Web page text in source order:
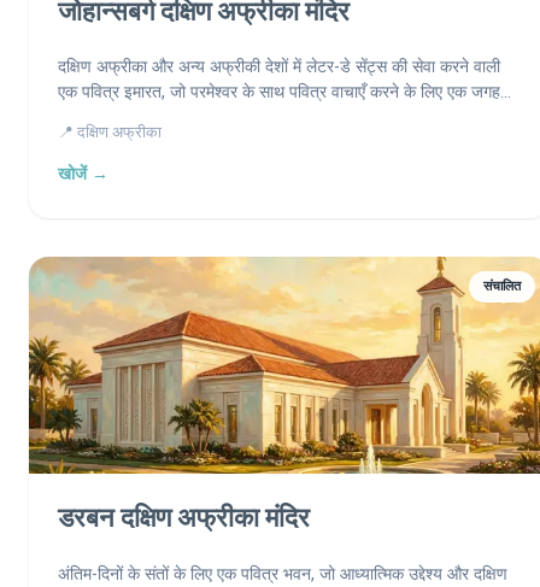
जोहान्सबर्ग दक्षिण अफ्रीका मंदिर
दक्षिण अफ्रीका और अन्य अफ्रीकी देशों में लेटर-डे सेंट्स की सेवा करने वाली
एक पवित्र इमारत, जो परमेश्वर के साथ पवित्र वाचाएँ करने के लिए एक जगह
📍 दक्षिण अफ्रीका
खोजें →
संचालित
डरबन दक्षिण अफ्रीका मंदिर
अंतिम-दिनों के संतों के लिए एक पवित्र भवन, जो आध्यात्मिक उद्देश्य और दक्षिण